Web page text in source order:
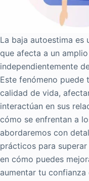
La baja autoestima
que afecta a un
independientemente
Este fenómeno
calidad de vida,
interactúan en sus
cómo se enfrentan a
abordaremos con
prácticos para
en cómo puedes
aumentar tu confianza